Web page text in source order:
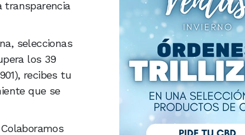
transparencia
seleccionas
los 39
recibes tu
que se